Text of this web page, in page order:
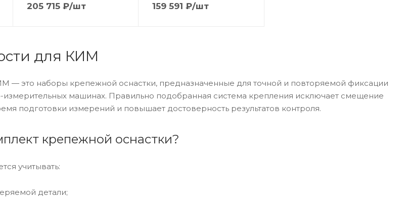
205 715₽/шт 159 591 ₽/шт
для КИМ
— это наборы крепежной оснастки, предназначенные для точной и повторяемой фиксации
измерительных машинах. Правильно подобранная система крепления исключает смещение
подготовки измерений и повышает достоверность результатов контроля.
крепежной оснастки?
учитывать:
детали;